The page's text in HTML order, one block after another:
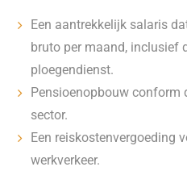
Een aantrekkelijk salaris
bruto per maand, inclusief
ploegendienst.
Pensioenopbouw conform
sector.
Een reiskostenvergoeding
werkverkeer.